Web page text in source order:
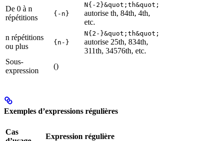
De 0 à n
répétitions
{-n}
N{-2}&quot;th&quot;
autorise th, 84th, 4th,
etc.
n répétitions
ou plus
{n-}
N{2-}&quot;th&quot;
autorise 25th, 834th,
311th, 34576th, etc.
Sous-
expression
()
Exemples d’expressions régulières
Cas
Expression régulière